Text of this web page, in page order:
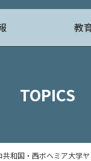
教
TOPICS
和国・西ボヘミア大学